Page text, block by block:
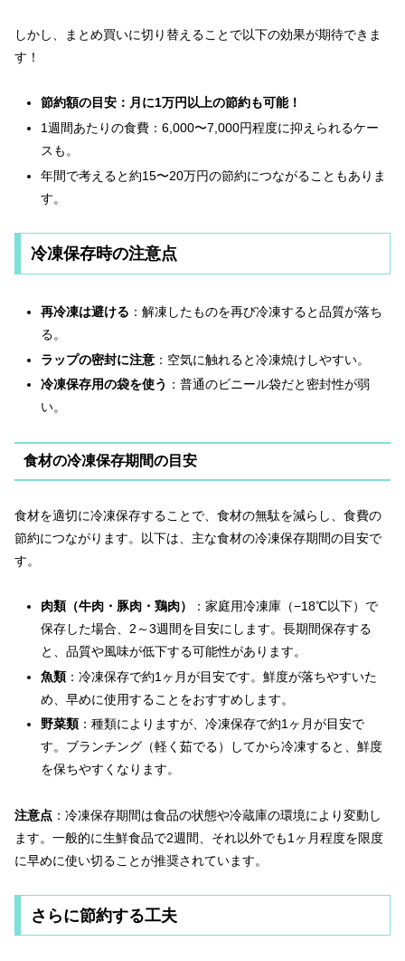
しかし、まとめ買いに切り替えることで以下の効果が期待できま
す！
節約額の目安：月に1万円以上の節約も可能！
1週間あたりの食費：6,000〜7,000円程度に抑えられるケー
スも。
年間で考えると約15〜20万円の節約につながることもありま
す。
冷凍保存時の注意点
再冷凍は避ける ：解凍したものを再び冷凍すると品質が落ち
る。
ラップの密封に注意：空気に触れると冷凍焼けしやすい。
冷凍保存用の袋を使う ：普通のビニール袋だと密封性が弱
い。
食材の冷凍保存期間の目安
食材を適切に冷凍保存することで、食材の無駄を減らし、食費の
節約につながります。以下は、主な食材の冷凍保存期間の目安で
す。
肉類（牛肉・豚肉・鶏肉）
：家庭用冷凍庫（−18℃以下）で
保存した場合、2～3週間を目安にします。長期間保存する
と、品質や風味が低下する可能性があります。
魚類：冷凍保存で約1ヶ月が目安です。鮮度が落ちやすいた
め、早めに使用することをおすすめします。
野菜類：種類によりますが、冷凍保存で約1ヶ月が目安で
す。ブランチング（軽く茹でる）してから冷凍すると、鮮度
を保ちやすくなります。
注意点 ：冷凍保存期間は食品の状態や冷蔵庫の環境により変動し
ます。一般的に生鮮食品で2週間、それ以外でも1ヶ月程度を限度
に早めに使い切ることが推奨されています。
さらに節約する工夫